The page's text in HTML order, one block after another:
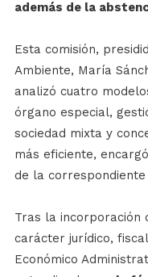
además de la
Esta comisión,
Ambiente, María
analizó cuatro
órgano especial,
sociedad mixta y
más eficiente,
de la correspondiente
Tras la incorporación
carácter jurídico,
Económico